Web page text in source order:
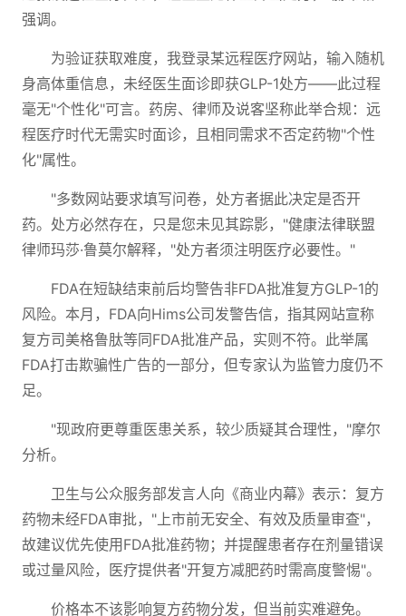
强调。
为验证获取难度，我登录某远程医疗网站，输入随机
身高体重信息，未经医生面诊即获GLP-1处方——此过程
毫无"个性化"可言。药房、律师及说客坚称此举合规：远
程医疗时代无需实时面诊，且相同需求不否定药物"个性
化"属性。
"多数网站要求填写问卷，处方者据此决定是否开
药。处方必然存在，只是您未见其踪影，"健康法律联盟
律师玛莎·鲁莫尔解释，"处方者须注明医疗必要性。"
FDA在短缺结束前后均警告非FDA批准复方GLP-1的
风险。本月，FDA向Hims公司发警告信，指其网站宣称
复方司美格鲁肽等同FDA批准产品，实则不符。此举属
FDA打击欺骗性广告的一部分，但专家认为监管力度仍不
足。
"现政府更尊重医患关系，较少质疑其合理性，"摩尔
分析。
卫生与公众服务部发言人向《商业内幕》表示：复方
药物未经FDA审批，"上市前无安全、有效及质量审查"，
故建议优先使用FDA批准药物；并提醒患者存在剂量错误
或过量风险，医疗提供者"开复方减肥药时需高度警惕"。
价格本不该影响复方药物分发，但当前实难避免。